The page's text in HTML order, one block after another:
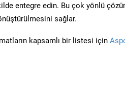
entegre edin. Bu çok yönlü
sağlar.
kapsamlı bir listesi için